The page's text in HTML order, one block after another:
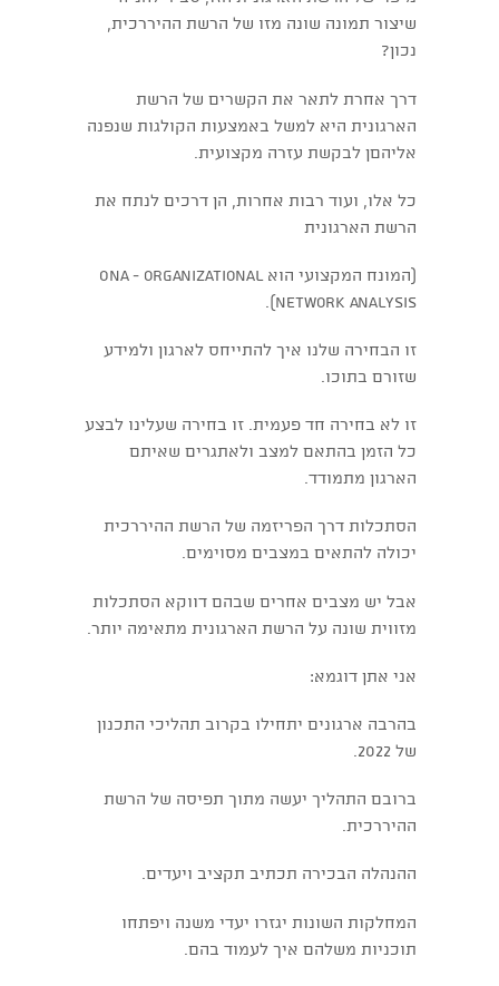
שיצור תמונה שונה מזו של הרשת ההיררכית,
נכון?
דרך אחרת לתאר את הקשרים של הרשת
הארגונית היא למשל באמצעות הקולגות שנפנה
אליהםן לבקשת עזרה מקצועית.
כל אלו, ועוד רבות אחרות, הן דרכים לנתח את
הרשת הארגונית
(המונח המקצועי הוא ONA - organizational
network analysis).
זו הבחירה שלנו איך להתייחס לארגון ולמידע
שזורם בתוכו.
זו לא בחירה חד פעמית. זו בחירה שעלינו לבצע
כל הזמן בהתאם למצב ולאתגרים שאיתם
הארגון מתמודד.
הסתכלות דרך הפריזמה של הרשת ההיררכית
יכולה להתאים במצבים מסוימים.
אבל יש מצבים אחרים שבהם דווקא הסתכלות
מזווית שונה על הרשת הארגונית מתאימה יותר.
אני אתן דוגמא:
בהרבה ארגונים יתחילו בקרוב תהליכי התכנון
של 2022.
ברובם התהליך יעשה מתוך תפיסה של הרשת
ההיררכית.
ההנהלה הבכירה תכתיב תקציב ויעדים.
המחלקות השונות יגזרו יעדי משנה ויפתחו
תוכניות משלהם איך לעמוד בהם.